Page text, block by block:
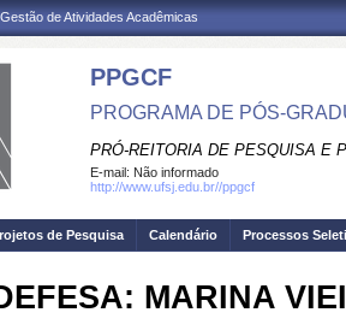
de Atividades Acadêmicas
PPGCF
PROGRAMA DE PÓS-
PRÓ-REITORIA DE PESQUISA E
E-mail: Não informado
http://www.ufsj.edu.br//ppgcf
de Pesquisa Calendário Processos
MARINA